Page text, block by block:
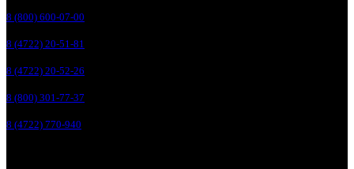
8 (800) 600-07-00
8 (4722) 20-51-81
8 (4722) 20-52-26
8 (800) 301-77-37
8 (4722) 770-940